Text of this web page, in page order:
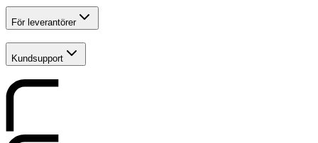
För leverantörer
Kundsupport